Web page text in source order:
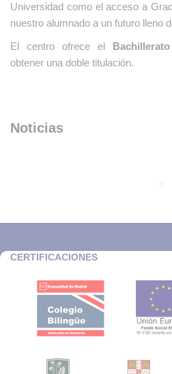
Universidad como el acceso a
nuestro alumnado a un futuro lleno
El centro ofrece el
obtener una doble titulación.
Noticias
CERTIFICACIONES